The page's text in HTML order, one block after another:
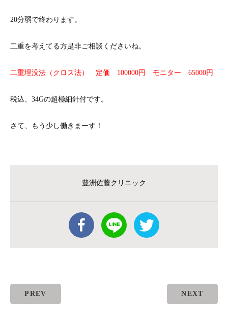
20分弱で終わります。
二重を考えてる方是非ご相談くださいね。
二重埋没法（クロス法） 定価 100000円 モニター 65000円
税込、34Gの超極細針付です。
さて、もう少し働きまーす！
豊洲佐藤クリニック
PREV NEXT